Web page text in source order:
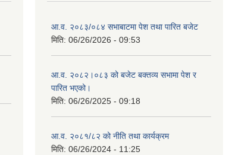
आ.व. २०८३/०८४ सभाबाटमा पेश तथा पारित बजेट
मिति: 06/26/2026 - 09:53
आ‍.व. २०८२।०८३ को बजेट बक्तव्य सभामा पेश र
पारित भएको।
मिति: 06/26/2025 - 09:18
आ.व. २०८१/८२ को नीति तथा कार्यक्रम
मिति: 06/26/2024 - 11:25